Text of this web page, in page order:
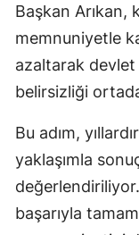
Başkan Arıkan,
memnuniyetle
azaltarak devlet
belirsizliği
Bu adım,
yaklaşımla
başarıyla